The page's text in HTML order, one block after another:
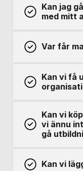
Kan jag
med mitt
Var får
Kan vi få
Kan vi
vi ännu
gå
Kan vi